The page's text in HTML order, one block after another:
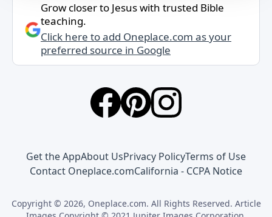
Grow closer to Jesus with trusted Bible
teaching.
Click here to add Oneplace.com as your
preferred source in Google
Get the AppAbout UsPrivacy PolicyTerms of Use
Contact Oneplace.comCalifornia - CCPA Notice
Copyright © 2026, Oneplace.com. All Rights Reserved. Article